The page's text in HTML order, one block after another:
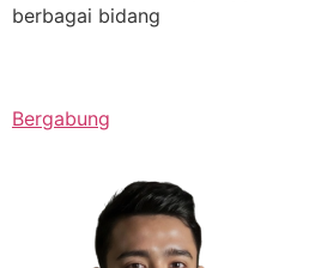
berbagai bidang
Bergabung